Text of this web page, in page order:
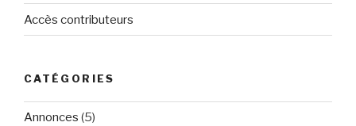
Accès contributeurs
CATÉGORIES
Annonces (5)